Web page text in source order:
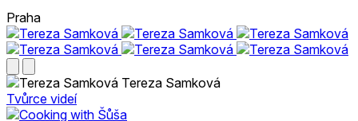
Praha
Tereza Samková
Tvůrce videí